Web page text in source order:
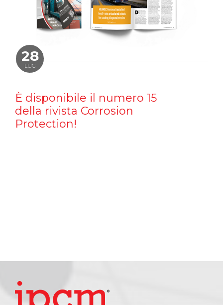
28
LUG
È disponibile il numero 15
della rivista Corrosion
Protection!